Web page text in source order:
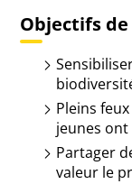
Objectifs
Pleins
jeunes
Partager
valeur le